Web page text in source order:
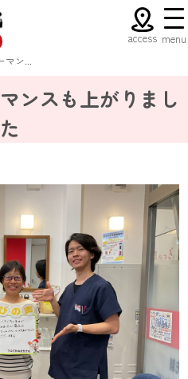
access menu
ン...
ンスも上がりまし
た